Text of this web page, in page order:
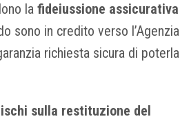
la fideiussione assicurativa
sono in credito verso l’Agenzia
richiesta sicura di poterla
sulla restituzione del